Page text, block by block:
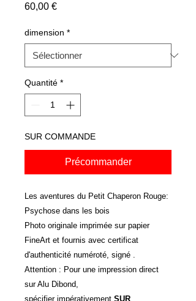
60,00 €Prix
dimension *
Quantité *
SUR COMMANDE
Précommander
Les aventures du Petit Chaperon Rouge:
Psychose dans les bois
Photo originale imprimée sur papier
FineArt et fournis avec certificat
d'authenticité numéroté, signé .
Attention : Pour une impression direct
sur Alu Dibond,
spécifier impérativement SUR